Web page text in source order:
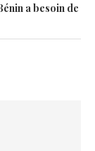
a besoin de